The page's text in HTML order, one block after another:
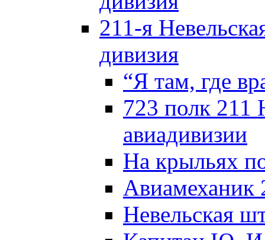
211-я
дивизия
“Я там, где
723 полк 211
авиадивизии
На крыльях
Невельская